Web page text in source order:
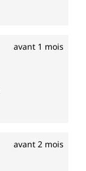
avant 1 mois
avant 2 mois